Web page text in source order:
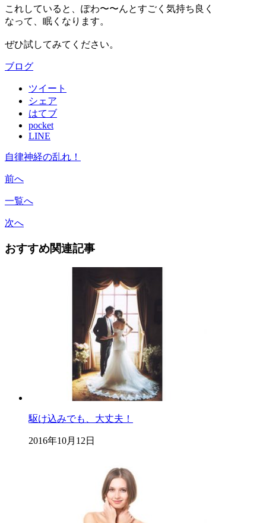
これしていると、ぽわ〜〜んとすごく気持ち良く
なって、眠くなります。
ぜひ試してみてください。
ブログ
ツイート
シェア
はてブ
pocket
LINE
自律神経の乱れ！
前へ
一覧へ
次へ
おすすめ関連記事
駆け込みでも、大丈夫！
2016年10月12日